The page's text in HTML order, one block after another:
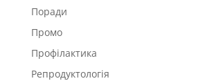
Поради
Промо
Профілактика
Репродуктологія